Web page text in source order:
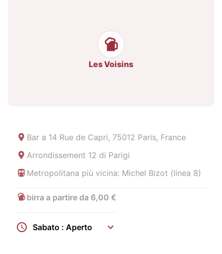
Les Voisins
Bar a 14 Rue de Capri, 75012 Paris, France
Arrondissement 12 di Parigi
Metropolitana più vicina: Michel Bizot (linea 8)
birra a partire da 6,00 €
Sabato : Aperto